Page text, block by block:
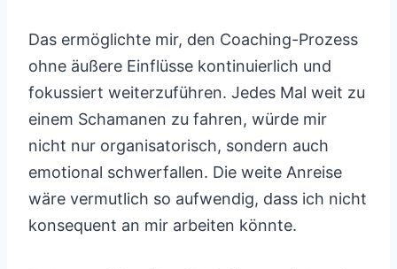
Das ermöglichte mir, den Coaching-Prozess
ohne äußere Einflüsse kontinuierlich und
fokussiert weiterzuführen. Jedes Mal weit zu
einem Schamanen zu fahren, würde mir
nicht nur organisatorisch, sondern auch
emotional schwerfallen. Die weite Anreise
wäre vermutlich so aufwendig, dass ich nicht
konsequent an mir arbeiten könnte.